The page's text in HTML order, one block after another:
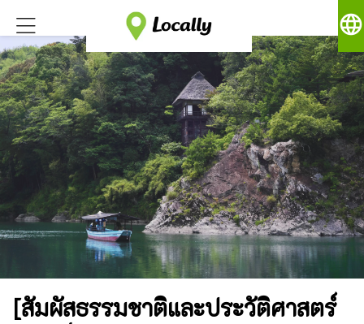
language
[สัมผัสธรรมชาติและประวัติศาสตร์